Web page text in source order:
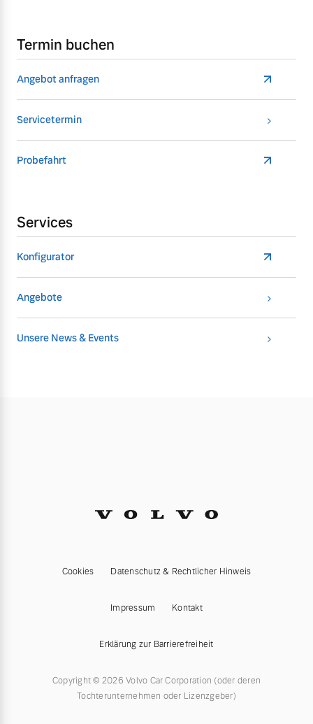
Termin buchen
Angebot anfragen
Servicetermin
Probefahrt
Services
Konfigurator
Angebote
Unsere News & Events
Cookies Datenschutz & Rechtlicher Hinweis
Impressum Kontakt
Erklärung zur Barrierefreiheit
Copyright © 2026 Volvo Car Corporation (oder deren
Tochterunternehmen oder Lizenzgeber)